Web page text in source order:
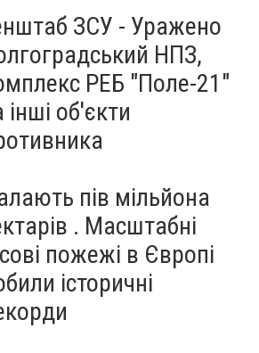
ЗСУ - Уражено
НПЗ,
РЕБ "Поле-21"
інші об'єкти
пів мільйона
. Масштабні
пожежі в Європі
історичні